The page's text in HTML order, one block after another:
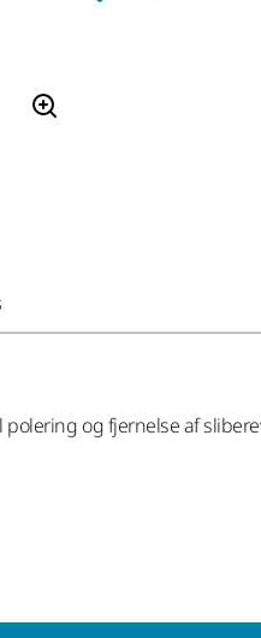
og fjernelse af